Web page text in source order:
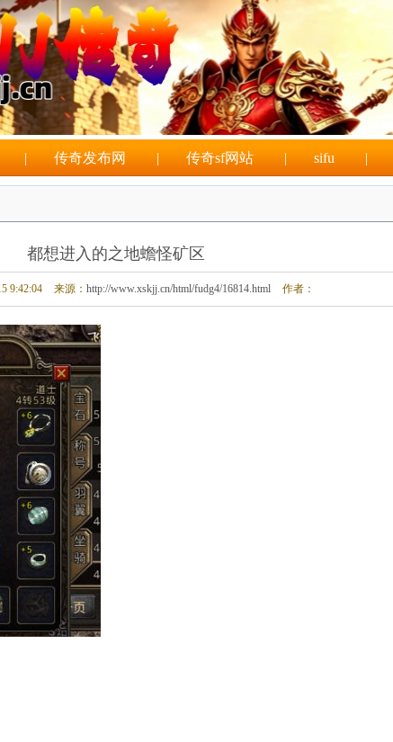
| 传奇发布网 | 传奇sf网站 | sifu |
都想进入的之地蟾怪矿区
9:42:04 来源： http://www.xskjj.cn/html/fudg4/16814.html 作者：